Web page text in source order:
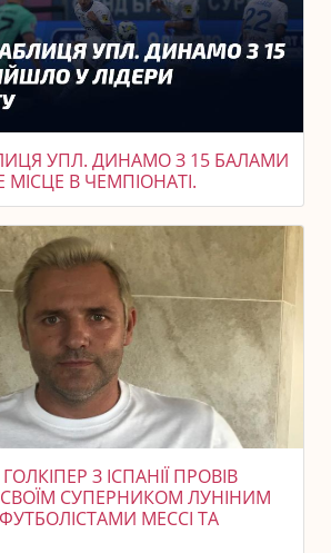
УПЛ. ДИНАМО З 15 БАЛАМИ
В ЧЕМПІОНАТІ.
З ІСПАНІЇ ПРОВІВ
СВОЇМ СУПЕРНИКОМ ЛУНІНИМ
МЕССІ ТА